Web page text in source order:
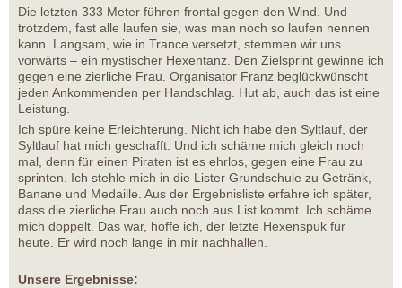
Die letzten 333 Meter führen frontal gegen den Wind. Und
trotzdem, fast alle laufen sie, was man noch so laufen nennen
kann. Langsam, wie in Trance versetzt, stemmen wir uns
vorwärts – ein mystischer Hexentanz. Den Zielsprint gewinne ich
gegen eine zierliche Frau. Organisator Franz beglückwünscht
jeden Ankommenden per Handschlag. Hut ab, auch das ist eine
Leistung.
Ich spüre keine Erleichterung. Nicht ich habe den Syltlauf, der
Syltlauf hat mich geschafft. Und ich schäme mich gleich noch
mal, denn für einen Piraten ist es ehrlos, gegen eine Frau zu
sprinten. Ich stehle mich in die Lister Grundschule zu Getränk,
Banane und Medaille. Aus der Ergebnisliste erfahre ich später,
dass die zierliche Frau auch noch aus List kommt. Ich schäme
mich doppelt. Das war, hoffe ich, der letzte Hexenspuk für
heute. Er wird noch lange in mir nachhallen.
Unsere Ergebnisse: